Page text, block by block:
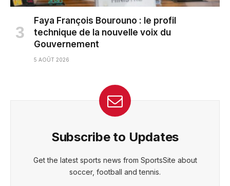
Faya François Bourouno : le profil
technique de la nouvelle voix du
Gouvernement
5 AOÛT 2026
Subscribe to Updates
Get the latest sports news from SportsSite about
soccer, football and tennis.